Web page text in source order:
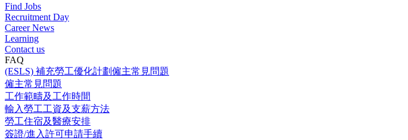
Find Jobs
Recruitment Day
Career News
Learning
Contact us
FAQ
(ESLS) 補充勞工優化計劃僱主常見問題
僱主常見問題
工作範疇及工作時間
輸入勞工工資及支薪方法
勞工住宿及醫療安排
簽證/進入許可申請手續